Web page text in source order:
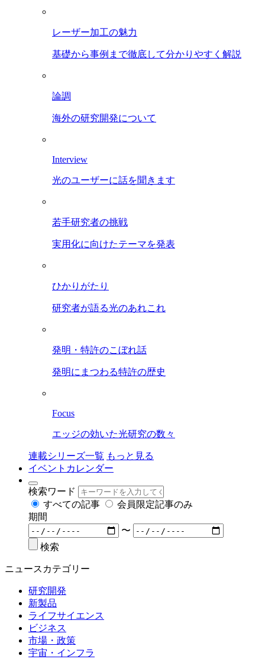
レーザー加工の魅力
基礎から事例まで徹底して分かりやすく解説
論調
海外の研究開発について
Interview
光のユーザーに話を聞きます
若手研究者の挑戦
実用化に向けたテーマを発表
ひかりがたり
研究者が語る光のあれこれ
発明・特許のこぼれ話
発明にまつわる特許の歴史
Focus
エッジの効いた光研究の数々
連載シリーズ一覧 もっと見る
イベントカレンダー
検索ワード
すべての記事
会員限定記事のみ
期間
〜
検索
ニュースカテゴリー
研究開発
新製品
ライフサイエンス
ビジネス
市場・政策
宇宙・インフラ